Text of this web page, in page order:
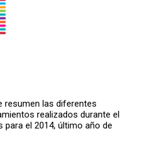
resumen las diferentes
realizados durante el
para el 2014, último año de